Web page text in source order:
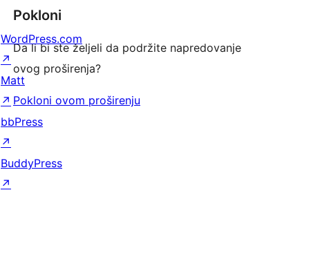
Pokloni
Da li bi ste željeli da podržite napredovanje
ovog proširenja?
Pokloni ovom proširenju
WordPress.com
↗
Matt
↗
bbPress
↗
BuddyPress
↗